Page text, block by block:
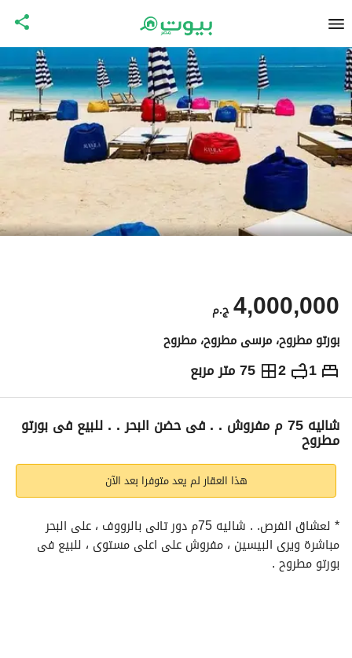
ج.م4,000,000
بورتو مطروح، مرسى مطروح، مطروح
1
2 75 متر مربع ج.م4,000,000
التفاصيل الاتجاهات والمؤشرات رهن عقاري
شاليه 75 م مفروش . . فى حضن البحر . . للبيع فى بورتو
مطروح
هذا العقار لم يعد متوفرا بعد الآن
بورتو مطروح .